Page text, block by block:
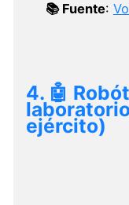
📚 Fuente:
4. 🤖
ejército)